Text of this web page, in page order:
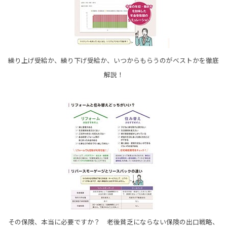
繰り上げ受給か、繰り下げ受給か、いつからもらうのがベストかを徹底
解説！
その保険、本当に必要ですか？ 老後貧乏にならない保険の出口戦略、